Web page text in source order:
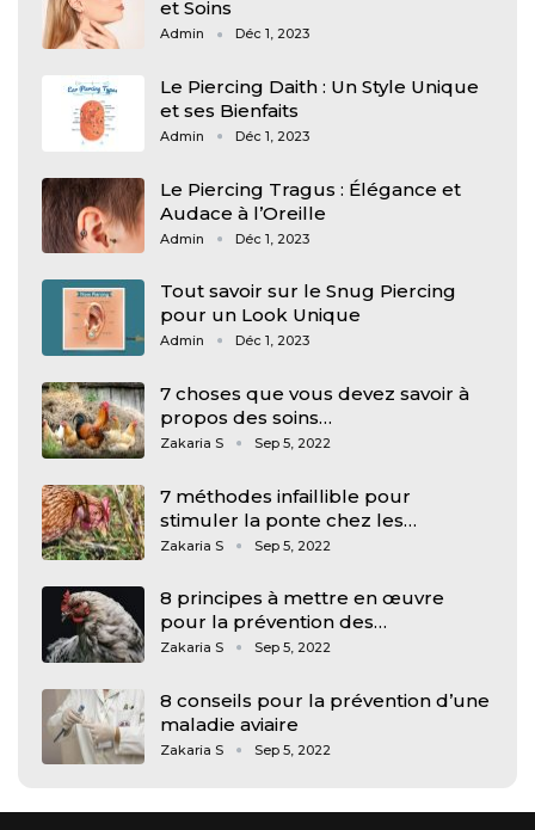
et Soins
Admin Déc 1, 2023
Le Piercing Daith : Un Style Unique
et ses Bienfaits
Admin Déc 1, 2023
Le Piercing Tragus : Élégance et
Audace à l’Oreille
Admin Déc 1, 2023
Tout savoir sur le Snug Piercing
pour un Look Unique
Admin Déc 1, 2023
7 choses que vous devez savoir à
propos des soins…
Zakaria S Sep 5, 2022
7 méthodes infaillible pour
stimuler la ponte chez les…
Zakaria S Sep 5, 2022
8 principes à mettre en œuvre
pour la prévention des…
Zakaria S Sep 5, 2022
8 conseils pour la prévention d’une
maladie aviaire
Zakaria S Sep 5, 2022